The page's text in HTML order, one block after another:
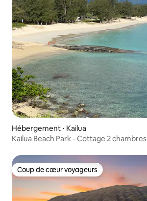
Hébergement ⋅ Kailua
Kailua Beach Park - Cottage 2 chambres
Coup de cœur voyageurs
Coup de cœur voyageurs